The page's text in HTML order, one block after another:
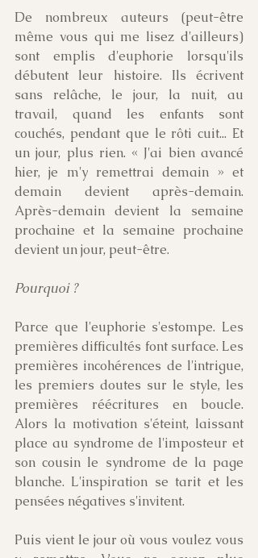
De nombreux auteurs (peut-être
même vous qui me lisez d'ailleurs)
sont emplis d'euphorie lorsqu'ils
débutent leur histoire. Ils écrivent
sans relâche, le jour, la nuit, au
travail, quand les enfants sont
couchés, pendant que le rôti cuit... Et
un jour, plus rien. « J'ai bien avancé
hier, je m'y remettrai demain » et
demain devient après-demain.
Après-demain devient la semaine
prochaine et la semaine prochaine
devient un jour, peut-être.
Pourquoi ?
Parce que l'euphorie s'estompe. Les
premières difficultés font surface. Les
premières incohérences de l'intrigue,
les premiers doutes sur le style, les
premières réécritures en boucle.
Alors la motivation s'éteint, laissant
place au syndrome de l'imposteur et
son cousin le syndrome de la page
blanche. L'inspiration se tarit et les
pensées négatives s'invitent.
Puis vient le jour où vous voulez vous